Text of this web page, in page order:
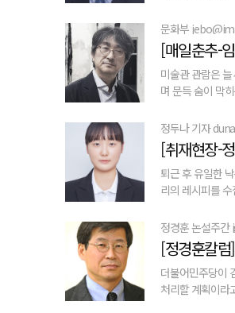
문화부
[매일춘추-
미술관 관람은
며 문득 숨이 막
정두나 기자
[취재현장-
퇴근 후 유일한
리의 레시피를
정경훈 논설주
[정경훈칼
더불어민주당이
처리할 계획이라